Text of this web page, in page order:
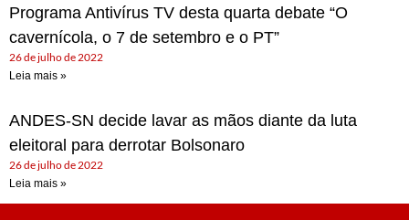
Programa Antivírus TV desta quarta debate “O
cavernícola, o 7 de setembro e o PT”
26 de julho de 2022
Leia mais »
ANDES-SN decide lavar as mãos diante da luta
eleitoral para derrotar Bolsonaro
26 de julho de 2022
Leia mais »